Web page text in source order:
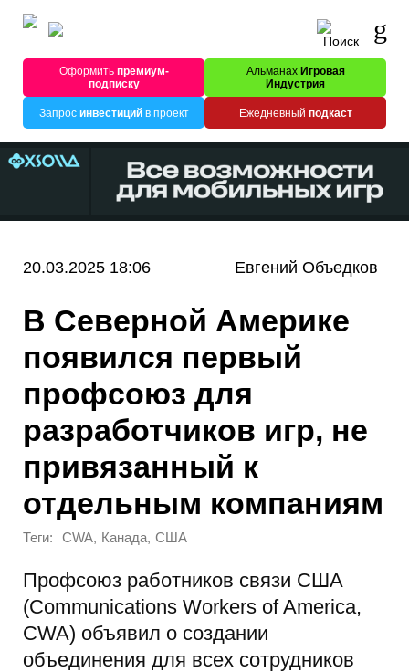
Оформитьпремиум-
подписку
Альманах Игровая
Индустрия
Запрос инвестицийв проект Ежедневный подкаст
20.03.2025 18:06 Евгений Объедков
В Северной Америке
появился первый
профсоюз для
разработчиков игр, не
привязанный к
отдельным компаниям
Теги: CWA, Канада, США
Профсоюз работников связи США
(Communications Workers of America,
CWA) объявил о создании
объединения для всех сотрудников